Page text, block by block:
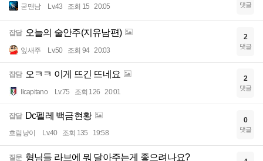
굳맨남 Lv.43 조회 15 20:05 댓글
잡담 오늘의 술안주(지유남편)
잎새주 Lv.50 조회 94 20:03
2
댓글
잡담 오ㅋㅋ 이게 뜨긴 뜨네요
Ilcapitano Lv.75 조회 126 20:01
2
댓글
잡담 Dc펠레 백금현황
흐림냥이 Lv.40 조회 135 19:58
0
댓글
질문 형님들 라브에 뭐 달아주는게 좋으려나요?